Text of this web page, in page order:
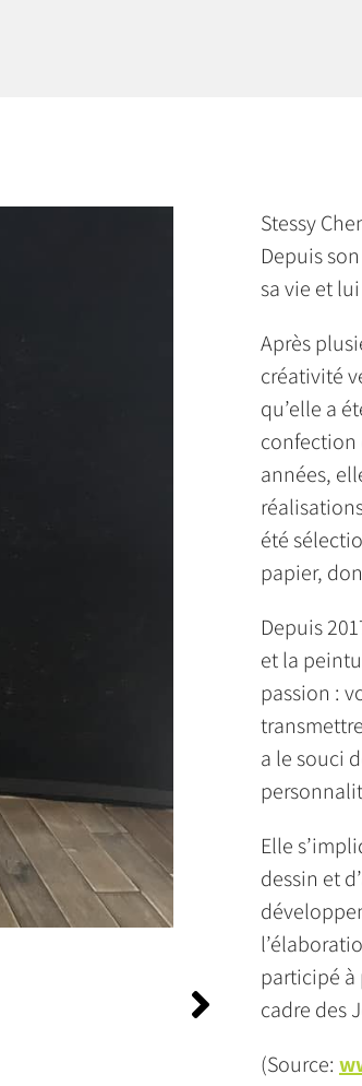
Stessy
Depuis
sa vie et
Après
créativité
qu’elle a
confection
années,
été
papier,
Depuis
et la
passion :
a le souci
Elle
dessin et
participé à
cadre des
(Source: